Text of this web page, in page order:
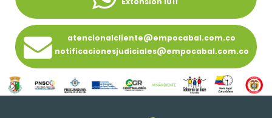
atencionalcliente@empocabal.com.co
notificacionesjudiciales@empocabal.com.co